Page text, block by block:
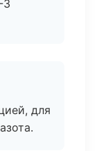
3
для